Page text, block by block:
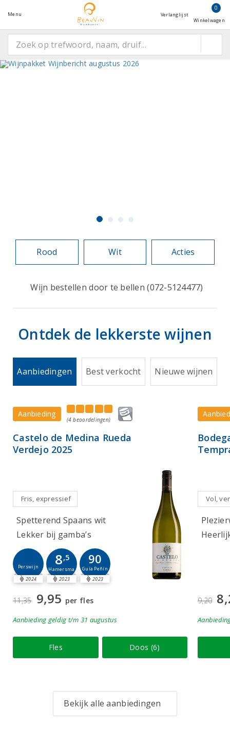
Menu Verlanglijst
0
Winkelwagen
Rood Wit Acties
Wijn bestellen door te bellen (072-5124477)
Ontdek de lekkerste wijnen
Aanbiedingen Best verkocht Nieuwe wijnen
Aanbieding
(4 beoordelingen)
Castelo de Medina Rueda
Verdejo 2025
Fris, expressief
Spetterend Spaans wit
Lekker bij gamba’s
Perswijn
2024
8,5
Hamersma
2023
90
Guía Peñín
2023
11,35 9,95 per fles
Aanbieding geldig t/m 31 augustus
Fles Doos (6)
Vol,
9,20
Bekijk alle aanbiedingen